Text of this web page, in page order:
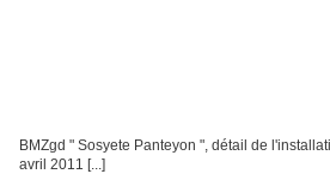
BMZgd " Sosyete Panteyon ", détail de
avril 2011 [...]